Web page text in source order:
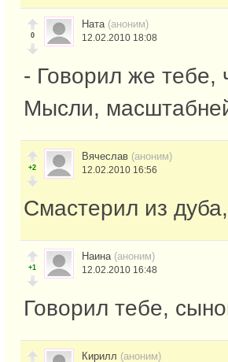
0
Ната (аноним)
12.02.2010 18:08
- Говорил же тебе,
Мысли,
+2
Вячеслав (аноним)
12.02.2010 16:56
Смастерил из
+1
Наина (аноним)
12.02.2010 16:48
Говорил тебе,
Кирилл (аноним)